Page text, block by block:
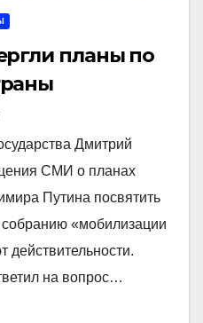
планы по
Дмитрий
СМИ о планах
Путина посвятить
«мобилизации
действительности.
на вопрос…